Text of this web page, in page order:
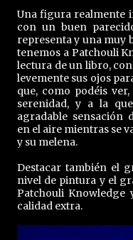
Una figura realmente
con un buen
representa y una muy
tenemos a Patchouli
lectura de un libro,
levemente sus ojos
que, como podéis
serenidad, y a la
agradable sensación
en el aire mientras se
y su melena.
Destacar también el
nivel de pintura y el
Patchouli
calidad extra.